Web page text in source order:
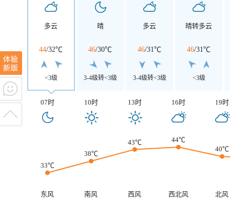
多云
44/32℃
<3级
晴
46/30℃
3-4级转<3级
多云
46/31℃
3-4级转<3级
晴转多云
46/31℃
<3级
07时 10时 13时 16时 19时
33℃
38℃
43℃
44℃
40℃
东风 南风 西风 西北风
北风